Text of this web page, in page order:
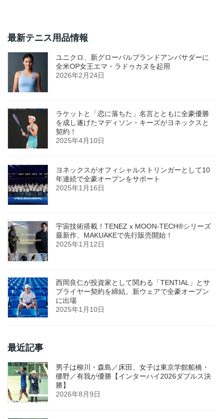
最新テニス用品情報
ユニクロ、新グローバルブランドアンバサダーに
全米OP女王エマ・ラドゥカヌを起用
2026年2月24日
ラケットと「恋に落ちた」名言とともに全豪優勝
を成し遂げたマディソン・キーズがヨネックスと
契約！
2025年4月10日
ヨネックスがオフィシャルストリンガーとして10
年連続で全豪オープンをサポート
2025年1月16日
宇宙技術搭載！TENEZ x MOON-TECH®シリーズ
最新作、MAKUAKEで先行販売開始！
2025年1月12日
西岡良仁が投資家として関わる「TENTIAL」とサ
プライヤー契約を締結。新ウェアで全豪オープン
に出場
2025年1月10日
最近記事
男子は柳川・森島／床田、女子は東京学館船橋・
梛野／有我が優勝【インターハイ2026ダブルス決
勝】
2026年8月9日